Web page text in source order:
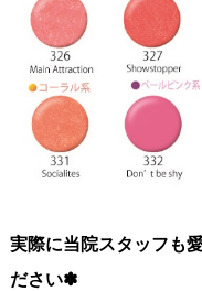
実際に当院スタッフも
ださい✽